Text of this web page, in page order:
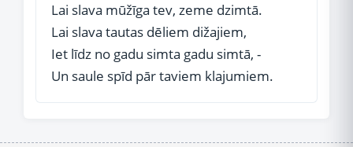
Lai slava mūžīga tev, zeme dzimtā.
Lai slava tautas dēliem dižajiem,
Iet līdz no gadu simta gadu simtā, -
Un saule spīd pār taviem klajumiem.